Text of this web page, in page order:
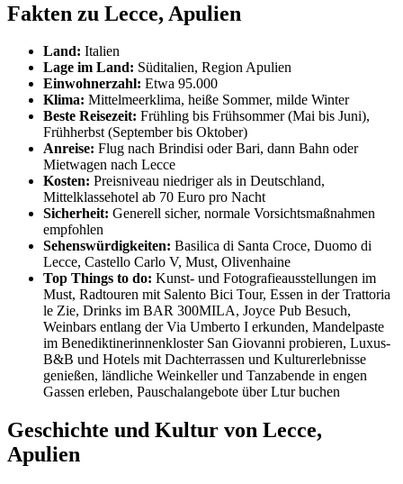
Fakten zu Lecce, Apulien
Land: Italien
Lage im Land: Süditalien, Region Apulien
Einwohnerzahl: Etwa 95.000
Klima: Mittelmeerklima, heiße Sommer, milde Winter
Beste Reisezeit: Frühling bis Frühsommer (Mai bis Juni),
Frühherbst (September bis Oktober)
Anreise: Flug nach Brindisi oder Bari, dann Bahn oder
Mietwagen nach Lecce
Kosten: Preisniveau niedriger als in Deutschland,
Mittelklassehotel ab 70 Euro pro Nacht
Sicherheit: Generell sicher, normale Vorsichtsmaßnahmen
empfohlen
Sehenswürdigkeiten: Basilica di Santa Croce, Duomo di
Lecce, Castello Carlo V, Must, Olivenhaine
Top Things to do: Kunst- und Fotografieausstellungen im
Must, Radtouren mit Salento Bici Tour, Essen in der Trattoria
le Zie, Drinks im BAR 300MILA, Joyce Pub Besuch,
Weinbars entlang der Via Umberto I erkunden, Mandelpaste
im Benediktinerinnenkloster San Giovanni probieren, Luxus-
B&B und Hotels mit Dachterrassen und Kulturerlebnisse
genießen, ländliche Weinkeller und Tanzabende in engen
Gassen erleben, Pauschalangebote über Ltur buchen
Geschichte und Kultur von Lecce,
Apulien